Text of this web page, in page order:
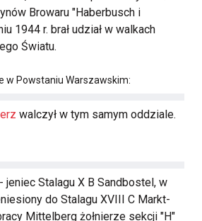
Browaru "Haberbusch i
1944 r. brał udział w walkach
Światu.
w Powstaniu Warszawskim:
walczył w tym samym oddziale.
jeniec Stalagu X B Sandbostel, w
do Stalagu XVIII C Markt-
Mittelberg żołnierze sekcji "H"